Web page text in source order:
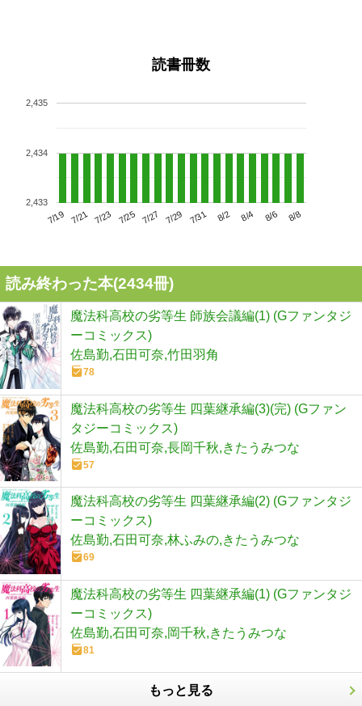
読書冊数
7/19 7/21 7/23 7/25 7/27 7/29 7/31 8/2 8/4 8/6 8/8
2,433
2,434
2,435
読み終わった本(2434冊)
魔法科高校の劣等生 師族会議編(1) (Gファンタジ
ーコミックス)
佐島勤,石田可奈,竹田羽角
78
魔法科高校の劣等生 四葉継承編(3)(完) (Gファン
タジーコミックス)
佐島勤,石田可奈,長岡千秋,きたうみつな
57
魔法科高校の劣等生 四葉継承編(2) (Gファンタジ
ーコミックス)
佐島勤,石田可奈,林ふみの,きたうみつな
69
魔法科高校の劣等生 四葉継承編(1) (Gファンタジ
ーコミックス)
佐島勤,石田可奈,岡千秋,きたうみつな
81
もっと見る